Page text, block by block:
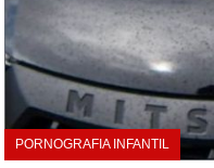
PORNOGRAFIA INFANTIL